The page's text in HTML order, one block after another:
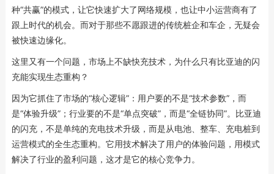
种“共赢”的模式，让它快速扩大了网络规模，也让中小运营商有了
跟上时代的机会。而对于那些不愿跟进的传统桩企和车企，无疑会
被快速边缘化。
这里又有一个问题，市场上不缺快充技术，为什么只有比亚迪的闪
充能实现生态重构？
因为它抓住了市场的“核心逻辑”：用户要的不是“技术参数”，而
是“体验升级”；行业要的不是“单点突破”，而是“全链协同”。比亚迪
的闪充，不是单纯的充电技术升级，而是从电池、整车、充电桩到
运营模式的全生态重构。它用技术解决了用户的体验问题，用模式
解决了行业的盈利问题，这才是它的核心竞争力。